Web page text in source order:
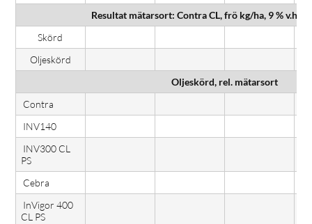
Resultat mätarsort: Contra CL, frö kg/ha, 9 % v.h.,
Skörd
Oljeskörd
Oljeskörd, rel. mätarsort
Contra
INV140
INV300 CL
PS
Cebra
InVigor 400
CL PS